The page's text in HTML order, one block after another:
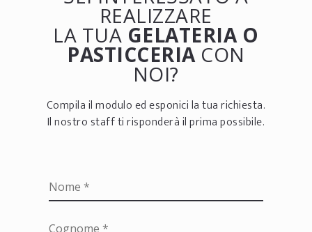
REALIZZARE
LA TUA GELATERIA O
PASTICCERIACON
NOI?
Compila il modulo ed esponici la tua richiesta.
Il nostro staff ti risponderà il prima possibile.